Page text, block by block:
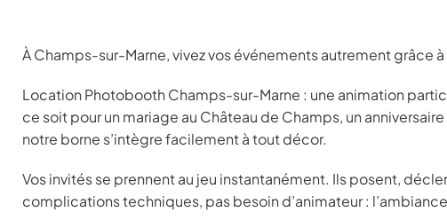
À Champs-sur-Marne, vivez vos événements autrement grâce
Location Photobooth Champs-sur-Marne : une animation
ce soit pour un mariage au Château de Champs, un
notre borne s’intègre facilement à tout décor.
Vos invités se prennent au jeu instantanément. Ils posent,
complications techniques, pas besoin d’animateur :